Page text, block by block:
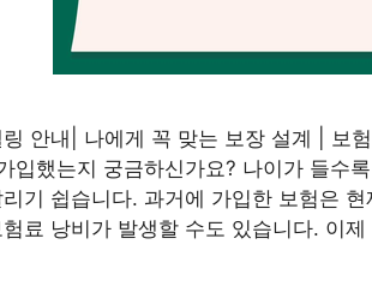
안내| 나에게 꼭 맞는 보장 설계 | 보
입했는지 궁금하신가요? 나이가 들수
기 쉽습니다. 과거에 가입한 보험은
료 낭비가 발생할 수도 있습니다. 이